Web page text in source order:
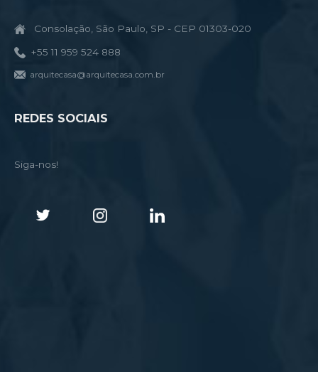
Consolação, São Paulo, SP - CEP 01303-020
+55 11 959 524 888
arquitecasa@arquitecasa.com.br
REDES SOCIAIS
Siga-nos!